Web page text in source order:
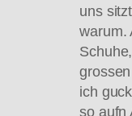
uns
warum.
ich
so aufn